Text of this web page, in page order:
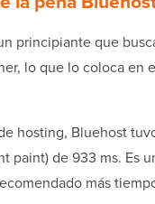
principiante que
lo que lo coloca en
hosting, Bluehost
paint) de 933 ms. Es
más